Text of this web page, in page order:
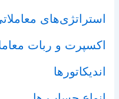
استراتژی‌های
اکسپرت و ربات
اندیکاتورها